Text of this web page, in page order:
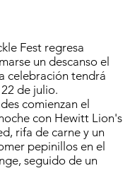
Fest regresa
un descanso el
celebración tendrá
de julio.
comienzan el
con Hewitt Lion's
rifa de carne y un
pepinillos en el
seguido de un